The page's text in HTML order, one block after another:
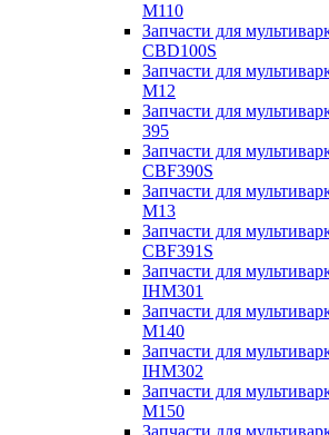
M110
Запчасти для
CBD100S
Запчасти для
M12
Запчасти для
395
Запчасти для
CBF390S
Запчасти для
M13
Запчасти для
CBF391S
Запчасти для
IHM301
Запчасти для
M140
Запчасти для
IHM302
Запчасти для
M150
Запчасти для